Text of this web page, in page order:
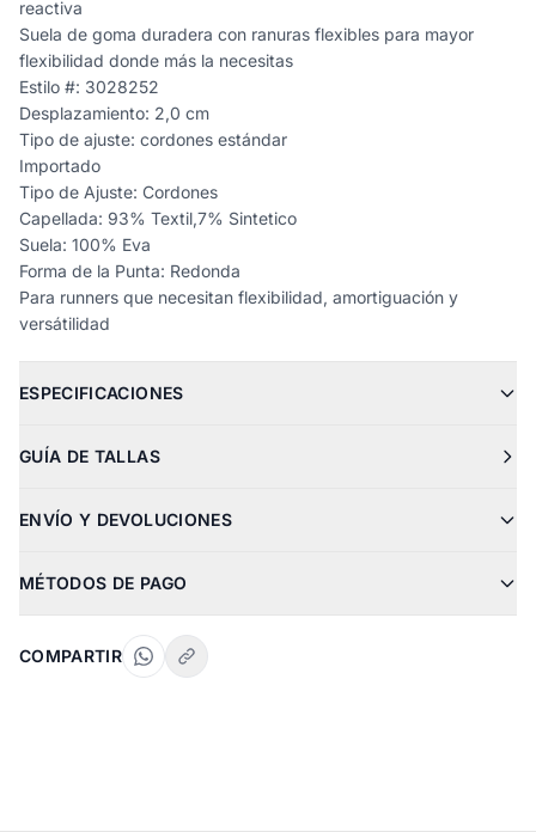
reactiva
Suela de goma duradera con ranuras flexibles para mayor
flexibilidad donde más la necesitas
Estilo #: 3028252
Desplazamiento: 2,0 cm
Tipo de ajuste: cordones estándar
Importado
Tipo de Ajuste: Cordones
Capellada: 93% Textil,7% Sintetico
Suela: 100% Eva
Forma de la Punta: Redonda
Para runners que necesitan flexibilidad, amortiguación y
versátilidad
ESPECIFICACIONES
GUÍA DE TALLAS
ENVÍO Y DEVOLUCIONES
MÉTODOS DE PAGO
COMPARTIR